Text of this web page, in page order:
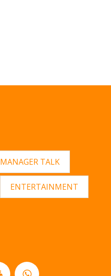
MANAGER TALK
ENTERTAINMENT